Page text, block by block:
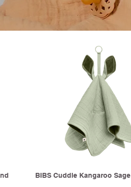
BIBS Cuddle Kangaroo Sage